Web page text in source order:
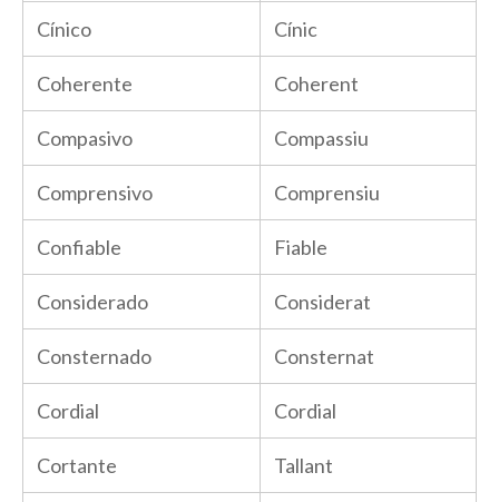
Cínico Cínic
Coherente Coherent
Compasivo Compassiu
Comprensivo Comprensiu
Confiable Fiable
Considerado Considerat
Consternado Consternat
Cordial Cordial
Cortante Tallant